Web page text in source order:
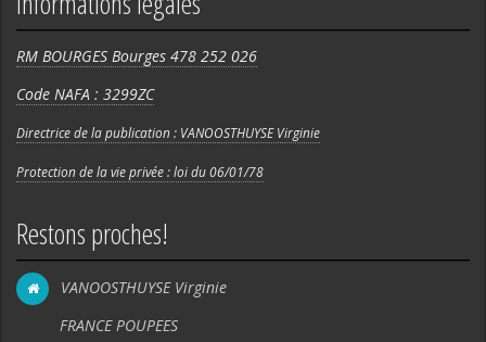
RM BOURGES Bourges 478 252 026
Code NAFA : 3299ZC
Directrice de la publication : VANOOSTHUYSE Virginie
Protection de la vie privée : loi du 06/01/78
Restons proches!
VANOOSTHUYSE Virginie
FRANCE POUPEES